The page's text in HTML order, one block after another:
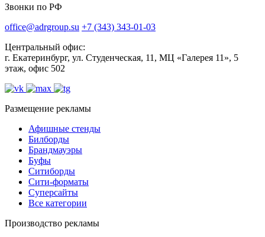
Звонки по РФ
office@adrgroup.su +7 (343) 343-01-03
Центральный офис:
г. Екатеринбург, ул. Студенческая, 11, МЦ «Галерея 11», 5
этаж, офис 502
Размещение рекламы
Афишные стенды
Билборды
Брандмауэры
Буфы
Ситиборды
Сити-форматы
Суперсайты
Все категории
Производство рекламы